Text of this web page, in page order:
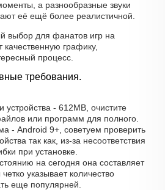
а разнообразные звуки
её ещё более реалистичной.
выбор для фанатов игр на
графику,
процесс.
требования.
устройства - 612MB, очистите
или программ для полного.
- Android 9+, советуем проверить
так как, из-за несоответствия
при установке.
на сегодня она составляет
указывает количество
еще популярней.